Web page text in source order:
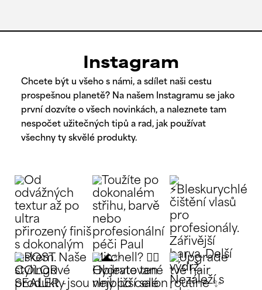
Instagram
Chcete být u všeho s námi, a sdílet naši cestu
prospešnou planetě? Na našem Instagramu se jako
první dozvíte o všech novinkách, a naleznete tam
nespočet užitečných tipů a rad, jak používat
všechny ty skvělé produkty.